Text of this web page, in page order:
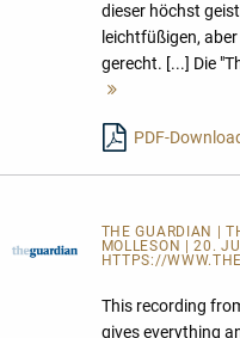
dieser höchst
leichtfüßigen,
gerecht. [...] Die
PDF-
THE GUARDIAN |
MOLLESON | 20.
HTTPS://
This recording
gives everything